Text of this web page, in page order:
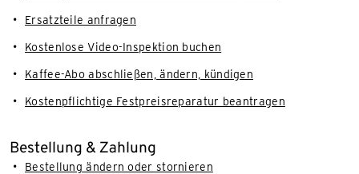
Ersatzteile anfragen
Kostenlose Video-Inspektion buchen
Kaffee-Abo abschließen, ändern, kündigen
Kostenpflichtige Festpreisreparatur beantragen
Bestellung & Zahlung
Bestellung ändern oder stornieren